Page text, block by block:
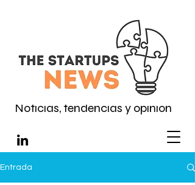
Noticias, tendencias y opinión
Entrada